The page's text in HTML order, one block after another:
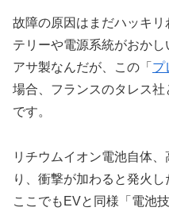
故障の原因はまだハッキ
テリーや電源系統がおか
アサ製なんだが、この「 プ
場合、フランスのタレス
です。
リチウムイオン電池自体
り、衝撃が加わると発火し
ここでもEVと同様「電池